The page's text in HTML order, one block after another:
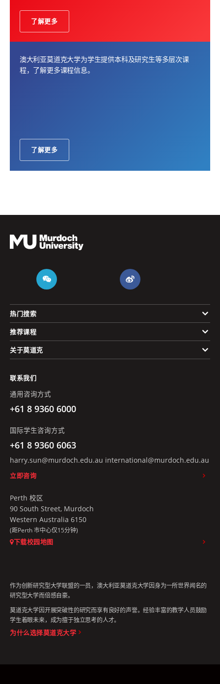
了解更多
澳大利亚莫道克大学为学生提供本科及研究生等多层次课
程，了解更多课程信息。
了解更多
热门搜索
推荐课程
关于莫道克
联系我们
通用咨询方式
+61 8 9360 6000
国际学生咨询方式
+61 8 9360 6063
harry.sun@murdoch.edu.au international@murdoch.edu.au
立即咨询
Perth 校区
90 South Street, Murdoch
Western Australia 6150
(距Perth 市中心仅15分钟)
下载校园地图
作为创新研究型大学联盟的一员，澳大利亚莫道克大学因身为一所世界闻名的
研究型大学而倍感自豪。
莫道克大学因开展突破性的研究而享有良好的声誉。经验丰富的教学人员鼓励
学生着眼未来，成为擅于独立思考的人才。
为什么选择莫道克大学